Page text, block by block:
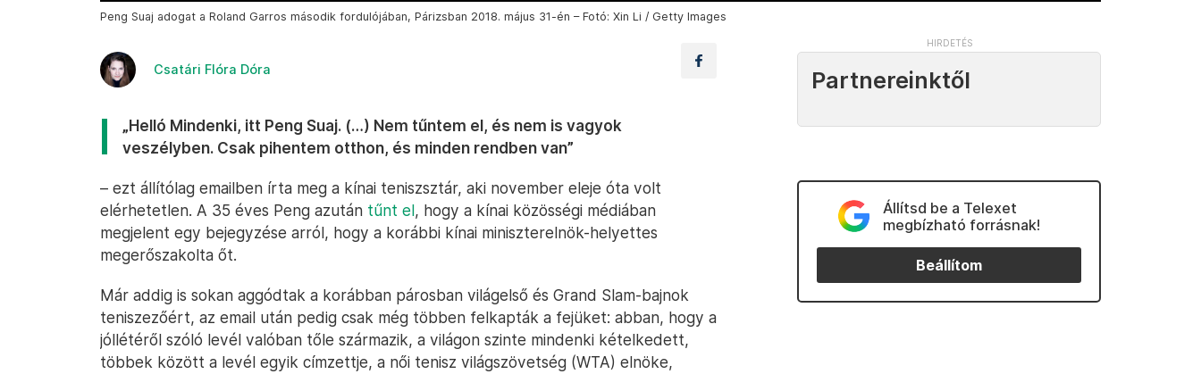
Peng Suaj adogat a Roland Garros második fordulójában, Párizsban 2018. május 31-én – Fotó: Xin Li / Getty Images
Csatári Flóra Dóra
„Helló Mindenki, itt Peng Suaj. (…) Nem tűntem el, és nem is vagyok
veszélyben. Csak pihentem otthon, és minden rendben van”
– ezt állítólag emailben írta meg a kínai teniszsztár, aki november eleje óta volt
elérhetetlen. A 35 éves Peng azután tűnt el, hogy a kínai közösségi médiában
megjelent egy bejegyzése arról, hogy a korábbi kínai miniszterelnök-helyettes
megerőszakolta őt.
Már addig is sokan aggódtak a korábban párosban világelső és Grand Slam-bajnok
teniszezőért, az email után pedig csak még többen felkapták a fejüket: abban, hogy a
jóllétéről szóló levél valóban tőle származik, a világon szinte mindenki kételkedett,
többek között a levél egyik címzettje, a női tenisz világszövetség (WTA) elnöke,
Partnereinktől
Állítsd be a Telexet
megbízható forrásnak!
Beállítom